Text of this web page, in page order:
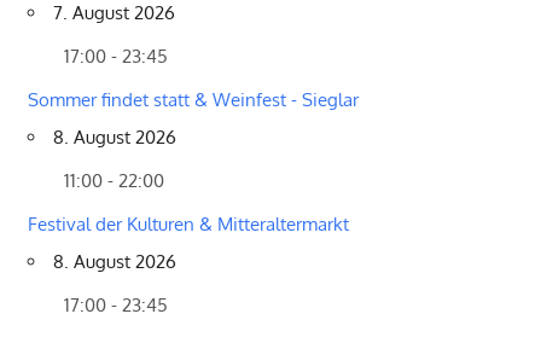
7. August 2026
17:00 - 23:45
Sommer findet statt & Weinfest - Sieglar
8. August 2026
11:00 - 22:00
Festival der Kulturen & Mitteraltermarkt
8. August 2026
17:00 - 23:45